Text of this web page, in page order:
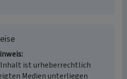
ist urheberrechtlich
Medien unterliegen